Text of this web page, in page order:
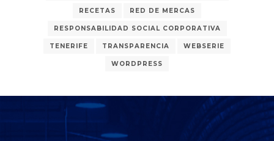
RECETAS RED DE MERCAS
RESPONSABILIDAD SOCIAL CORPORATIVA
TENERIFE TRANSPARENCIA WEBSERIE
WORDPRESS